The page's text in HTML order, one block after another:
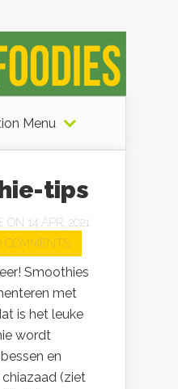
Menu
tips
ON 14 APR, 2021
COMMENTS
Smoothies
met
is het leuke
wordt
en
(ziet